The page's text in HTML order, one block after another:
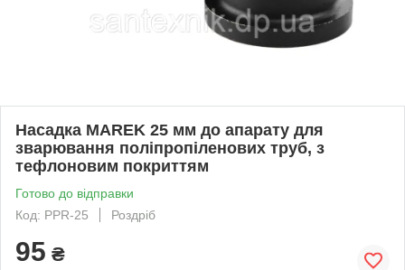
Насадка MAREK 25 мм до апарату для
зварювання поліпропіленових труб, з
тефлоновим покриттям
Готово до відправки
Код: PPR-25
Роздріб
95 ₴